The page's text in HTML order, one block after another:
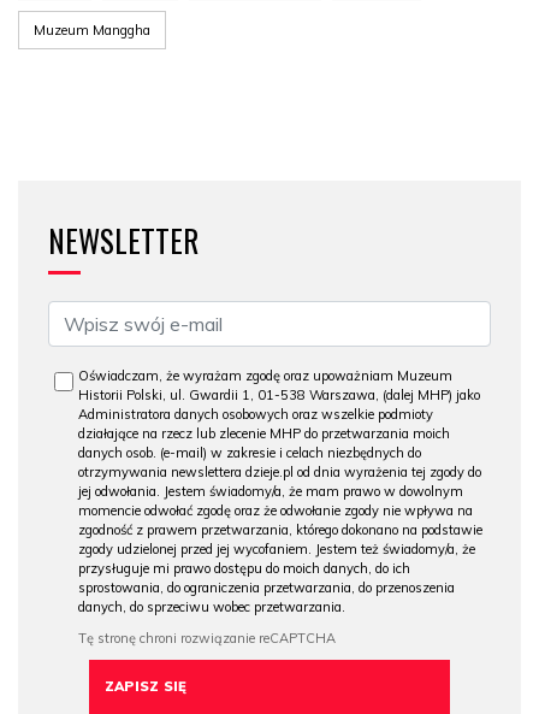
Muzeum Manggha
NEWSLETTER
Oświadczam, że wyrażam zgodę oraz upoważniam Muzeum
Historii Polski, ul. Gwardii 1, 01-538 Warszawa, (dalej MHP) jako
Administratora danych osobowych oraz wszelkie podmioty
działające na rzecz lub zlecenie MHP do przetwarzania moich
danych osob. (e-mail) w zakresie i celach niezbędnych do
otrzymywania newslettera dzieje.pl od dnia wyrażenia tej zgody do
jej odwołania. Jestem świadomy/a, że mam prawo w dowolnym
momencie odwołać zgodę oraz że odwołanie zgody nie wpływa na
zgodność z prawem przetwarzania, którego dokonano na podstawie
zgody udzielonej przed jej wycofaniem. Jestem też świadomy/a, że
przysługuje mi prawo dostępu do moich danych, do ich
sprostowania, do ograniczenia przetwarzania, do przenoszenia
danych, do sprzeciwu wobec przetwarzania.